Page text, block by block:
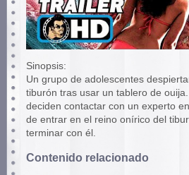
Sinopsis:
Un grupo de adolescentes
tiburón tras usar un tablero de
deciden contactar con un experto
de entrar en el reino onírico del
terminar con él.
Contenido relacionado